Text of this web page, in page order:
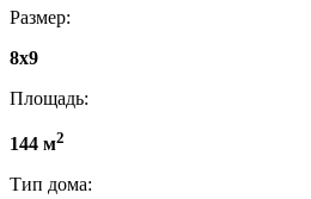
Размер:
8x9
Площадь:
144 м2
Тип дома: